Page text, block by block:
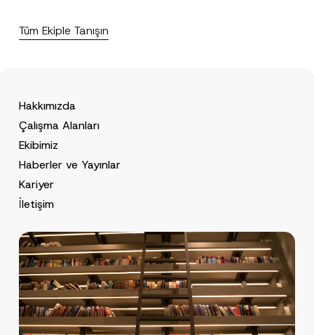
Tüm Ekiple Tanışın
Hakkımızda
Çalışma Alanları
Ekibimiz
Haberler ve Yayınlar
Kariyer
İletişim